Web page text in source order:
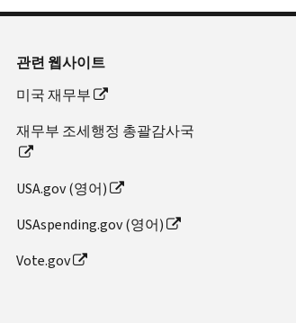
관련 웹사이트
미국 재무부
재무부 조세행정 총괄감사국
USA.gov (영어)
USAspending.gov (영어)
Vote.gov